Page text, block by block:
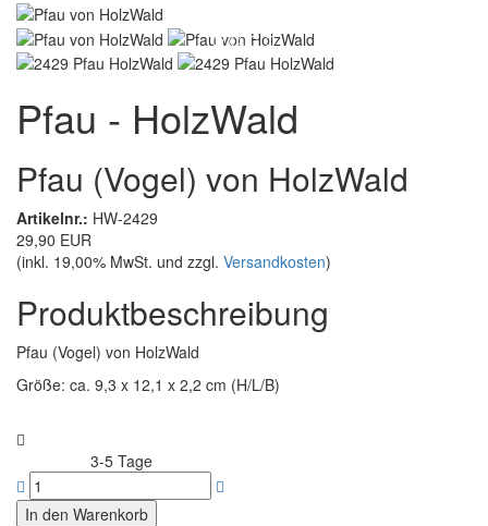
Pfau - HolzWald
Pfau (Vogel) von HolzWald
Artikelnr.: HW-2429
29,90 EUR
(inkl. 19,00% MwSt. und zzgl. Versandkosten)
Produktbeschreibung
Pfau (Vogel) von HolzWald
Größe: ca. 9,3 x 12,1 x 2,2 cm (H/L/B)
3-5 Tage